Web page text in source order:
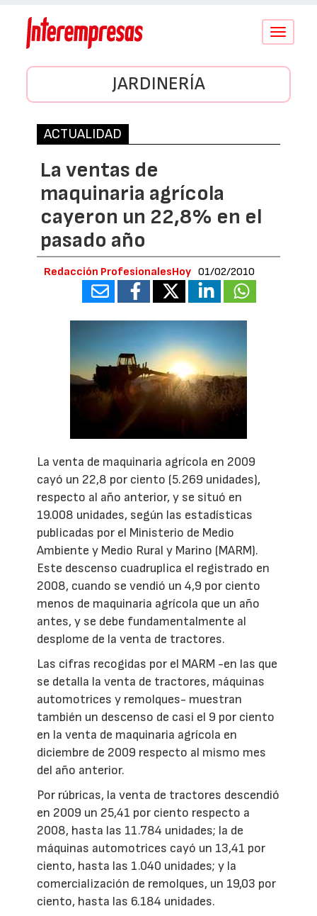
Conmutar
JARDINERÍA
ACTUALIDAD
La ventas de
maquinaria agrícola
cayeron un 22,8% en el
pasado año
Redacción ProfesionalesHoy 01/02/2010
La venta de maquinaria agrícola en 2009
cayó un 22,8 por ciento (5.269 unidades),
respecto al año anterior, y se situó en
19.008 unidades, según las estadísticas
publicadas por el Ministerio de Medio
Ambiente y Medio Rural y Marino (MARM).
Este descenso cuadruplica el registrado en
2008, cuando se vendió un 4,9 por ciento
menos de maquinaria agrícola que un año
antes, y se debe fundamentalmente al
desplome de la venta de tractores.
Las cifras recogidas por el MARM -en las que
se detalla la venta de tractores, máquinas
automotrices y remolques- muestran
también un descenso de casi el 9 por ciento
en la venta de maquinaria agrícola en
diciembre de 2009 respecto al mismo mes
del año anterior.
Por rúbricas, la venta de tractores descendió
en 2009 un 25,41 por ciento respecto a
2008, hasta las 11.784 unidades; la de
máquinas automotrices cayó un 13,41 por
ciento, hasta las 1.040 unidades; y la
comercialización de remolques, un 19,03 por
ciento, hasta las 6.184 unidades.